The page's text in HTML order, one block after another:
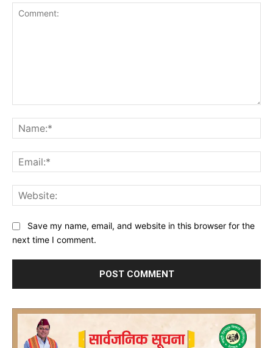
Save my name, email, and website in this browser for the
next time I comment.